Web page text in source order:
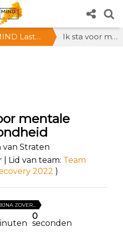
Last
9, hartje
Ik sta voor mentale gezondheid
mentale
van Straten
| Lid van team: Team
2022 )
ZOVER...
0
seconden